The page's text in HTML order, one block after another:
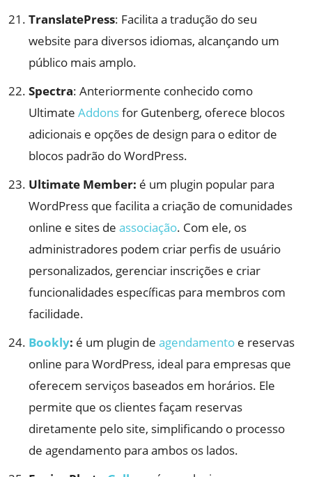
TranslatePress: Facilita a tradução do seu
website para diversos idiomas, alcançando um
público mais amplo.
Spectra: Anteriormente conhecido como
Ultimate Addonsfor Gutenberg, oferece blocos
adicionais e opções de design para o editor de
blocos padrão do WordPress.
Ultimate Member: é um plugin popular para
WordPress que facilita a criação de comunidades
online e sites de associação. Com ele, os
administradores podem criar perfis de usuário
personalizados, gerenciar inscrições e criar
funcionalidades específicas para membros com
facilidade.
Bookly: é um plugin de agendamento e reservas
online para WordPress, ideal para empresas que
oferecem serviços baseados em horários. Ele
permite que os clientes façam reservas
diretamente pelo site, simplificando o processo
de agendamento para ambos os lados.